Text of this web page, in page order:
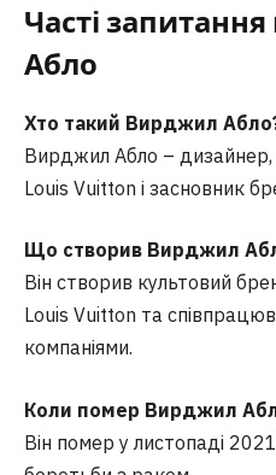
Часті запитання
Абло
Хто такий Вирджил
Вирджил Абло –
Louis Vuitton і засновник
Що створив Вирджил
Він створив культовий
Louis Vuitton та
компаніями.
Коли помер Вирджил
Він помер у листопаді